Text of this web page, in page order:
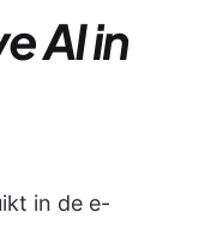
AI in
in de e-